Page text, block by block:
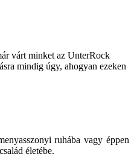
várt minket az UnterRock
mindig úgy, ahogyan ezeken
ruhába vagy éppen
életébe.